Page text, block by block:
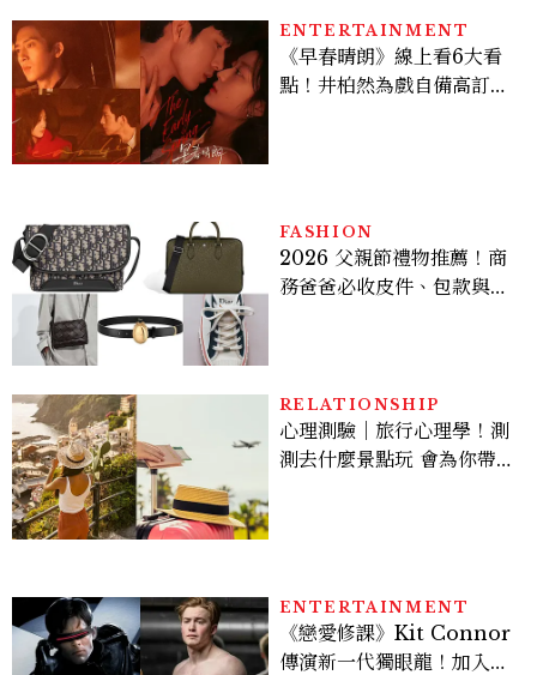
ENTERTAINMENT
《早春晴朗》線上看6大看
點！井柏然為戲自備高訂，
FASHION
2026 父親節禮物推薦！商
務爸爸必收皮件、包款與鞋
RELATIONSHIP
心理測驗｜旅行心理學！測
測去什麼景點玩 會為你帶來
ENTERTAINMENT
《戀愛修課》Kit Connor
傳演新一代獨眼龍！加入新